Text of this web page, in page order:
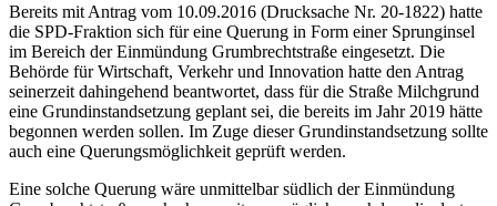
Bereits mit Antrag vom 10.09.2016 (Drucksache Nr. 20-1822) hatte
die SPD-Fraktion sich für eine Querung in Form einer Sprunginsel
im Bereich der Einmündung Grumbrechtstraße eingesetzt. Die
Behörde für Wirtschaft, Verkehr und Innovation hatte den Antrag
seinerzeit dahingehend beantwortet, dass für die Straße Milchgrund
eine Grundinstandsetzung geplant sei, die bereits im Jahr 2019 hätte
begonnen werden sollen. Im Zuge dieser Grundinstandsetzung sollte
auch eine Querungsmöglichkeit geprüft werden.
Eine solche Querung wäre unmittelbar südlich der Einmündung